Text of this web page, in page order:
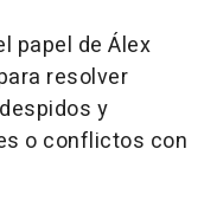
papel de Álex
resolver
y
o conflictos con